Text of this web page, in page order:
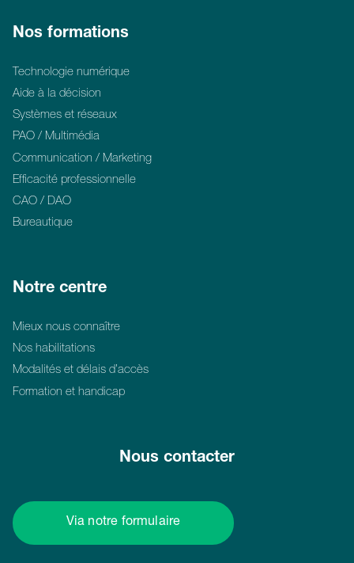
Nos formations
Technologie numérique
Aide à la décision
Systèmes et réseaux
PAO / Multimédia
Communication / Marketing
Efficacité professionnelle
CAO / DAO
Bureautique
Notre centre
Mieux nous connaître
Nos habilitations
Modalités et délais d’accès
Formation et handicap
Nous contacter
Via notre formulaire